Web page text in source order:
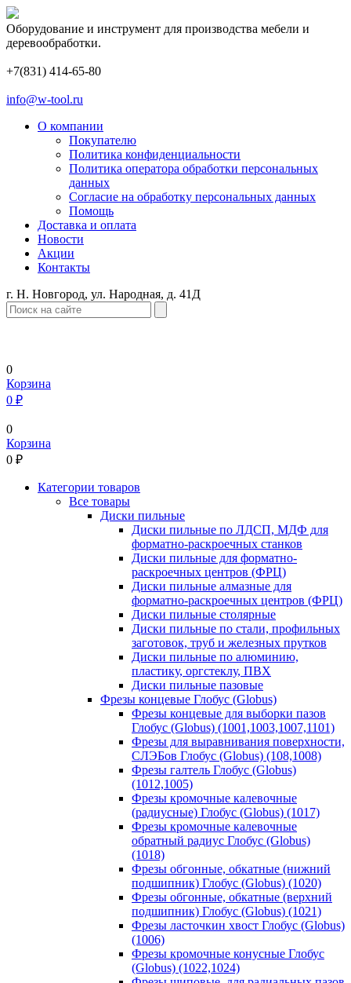
Оборудование и инструмент для производства мебели и
деревообработки.
+7(831) 414-65-80
info@w-tool.ru
О компании
Покупателю
Политика конфиденциальности
Политика оператора обработки персональных
данных
Согласие на обработку персональных данных
Помощь
Доставка и оплата
Новости
Акции
Контакты
г. Н. Новгород, ул. Народная, д. 41Д
0
Корзина
0 ₽
0
Корзина
0 ₽
Категории товаров
Все товары
Диски пильные
Диски пильные по ЛДСП, МДФ для
форматно-раскроечных станков
Диски пильные для форматно-
раскроечных центров (ФРЦ)
Диски пильные алмазные для
форматно-раскроечных центров (ФРЦ)
Диски пильные столярные
Диски пильные по стали, профильных
заготовок, труб и железных прутков
Диски пильные по алюминию,
пластику, оргстеклу, ПВХ
Диски пильные пазовые
Фрезы концевые Глобус (Globus)
Фрезы концевые для выборки пазов
Глобус (Globus) (1001,1003,1007,1101)
Фрезы для выравнивания поверхности,
СЛЭБов Глобус (Globus) (108,1008)
Фрезы галтель Глобус (Globus)
(1012,1005)
Фрезы кромочные калевочные
(радиусные) Глобус (Globus) (1017)
Фрезы кромочные калевочные
обратный радиус Глобус (Globus)
(1018)
Фрезы обгонные, обкатные (нижний
подшипник) Глобус (Globus) (1020)
Фрезы обгонные, обкатные (верхний
подшипник) Глобус (Globus) (1021)
Фрезы ласточкин хвост Глобус (Globus)
(1006)
Фрезы кромочные конусные Глобус
(Globus) (1022,1024)